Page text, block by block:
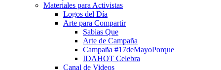
Materiales para Activistas
Logos del Día
Arte para Compartir
Sabias Que
Arte de Campaña
Campaña #17deMayoPorque
IDAHOT Celebra
Canal de Videos